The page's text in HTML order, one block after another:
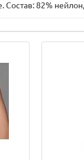
82%